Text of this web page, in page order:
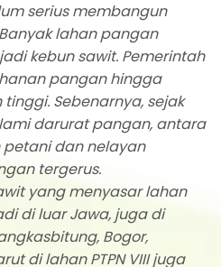
serius membangun
lahan pangan
kebun sawit. Pemerintah
pangan hingga
Sebenarnya, sejak
darurat pangan, antara
dan nelayan
tergerus.
yang menyasar lahan
di luar Jawa, juga di
Bogor,
di lahan PTPN VIII juga